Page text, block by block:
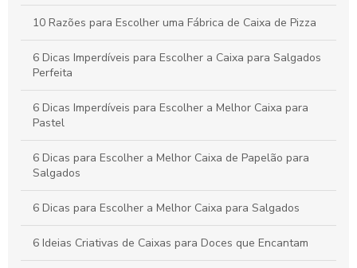
Como Escolher a Melhor Caixa Pizza Personalizada para Seu
Negócio
10 Razões para Escolher uma Fábrica de Caixa de Pizza
6 Dicas Imperdíveis para Escolher a Caixa para Salgados
Perfeita
6 Dicas Imperdíveis para Escolher a Melhor Caixa para
Pastel
6 Dicas para Escolher a Melhor Caixa de Papelão para
Salgados
6 Dicas para Escolher a Melhor Caixa para Salgados
6 Ideias Criativas de Caixas para Doces que Encantam